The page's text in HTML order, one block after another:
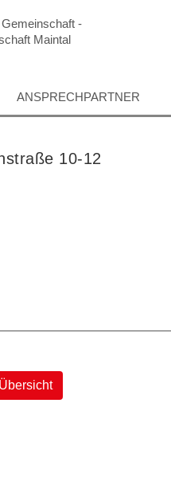
ANSPRECHPARTNER
10-12